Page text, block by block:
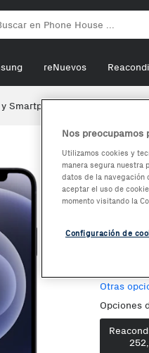
reNuevos
Smartphones
-97,63€
Otras
Opciones
Nos preocupamos
Utilizamos cookies y
manera segura nuestra
datos de la navegación
aceptar el uso de
momento visitando la
Configuración de